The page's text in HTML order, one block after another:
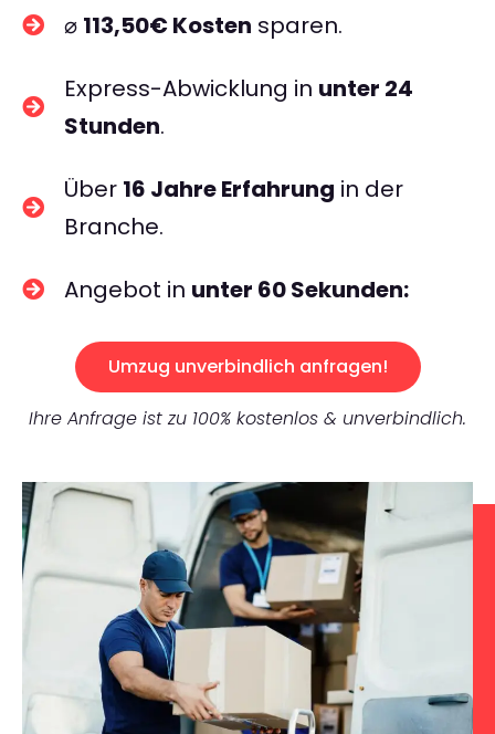
⌀ 113,50€ Kosten sparen.
Express-Abwicklung in unter 24
Stunden.
Über 16 Jahre Erfahrung in der
Branche.
Angebot in unter 60 Sekunden:
Umzug unverbindlich anfragen!
Ihre Anfrage ist zu 100% kostenlos & unverbindlich.